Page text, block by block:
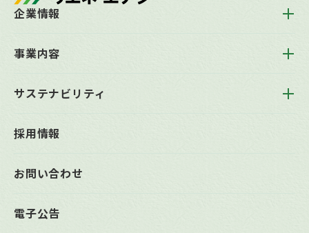
企業情報
会社概要
沿革
役員一覧
主要拠点一覧
事業内容
太陽光発電
水力発電
O&Mサービス
小売電気事業
稼働済自社保有発電所
サステナビリティ
マテリアリティ
社会
ガバナンス
採用情報
お問い合わせ
電子公告